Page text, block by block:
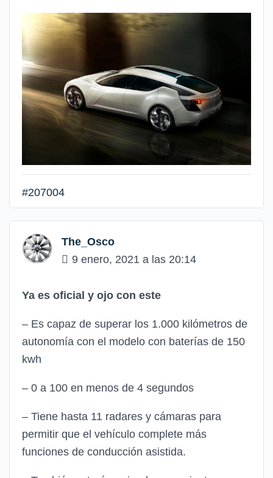
#207004
The_Osco
9 enero, 2021 a las 20:14
Ya es oficial y ojo con este
– Es capaz de superar los 1.000 kilómetros de
autonomía con el modelo con baterías de 150
kwh
– 0 a 100 en menos de 4 segundos
– Tiene hasta 11 radares y cámaras para
permitir que el vehículo complete más
funciones de conducción asistida.